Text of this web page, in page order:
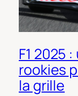
F1 2025
rookies
la grille